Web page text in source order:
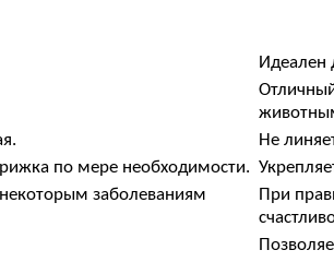
Идеален
Не
по мере необходимости.
заболеваниям
При